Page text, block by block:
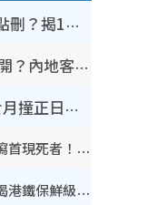
WhatsApp預設貼圖點刪？揭1招「反向操作」還原簡潔介面 附3步實測教學
香港山邊鐵閘邊門大開？內地客困惑意義何在！網民神回覆：呢種叫法理性防禦
鬼門開2026｜農曆七月撞正日全食特別邪？專家警告切忌做一事！揭4大禁忌+2招保平安
奪命寄生蟲｜食生菜狂瀉首現死者！疫潮惡化錄1.8萬宗病例 揭洗菜3大謬誤
內地客歎港人唔識老！揭港鐵保鮮級冷氣 港人求放過：咪投訴